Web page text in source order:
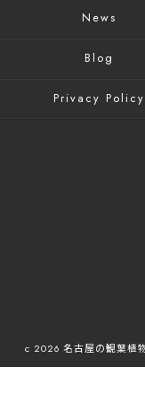
News
Blog
Privacy Policy
c 2026 名古屋の観葉植